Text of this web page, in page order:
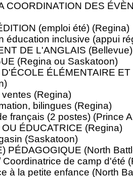
COORDINATION DES
(emploi été) (Regina)
éducation inclusive (appui
DE L'ANGLAIS (Bellevue)
(Regina ou Saskatoon)
ÉLÉMENTAIRE
(Regina)
bilingues (Regina)
français (2 postes) (Prince
ÉDUCATRICE (Regina)
(Saskatoon)
PÉDAGOGIQUE (North
Coordinatrice de camp d'été
à la petite enfance (North